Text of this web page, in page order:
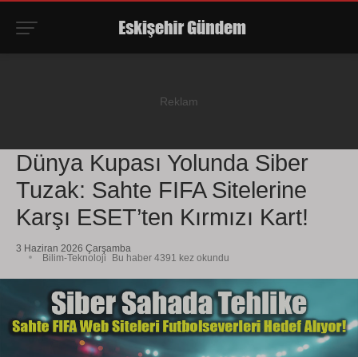
Dünya Kupası Yolunda Siber
Tuzak: Sahte FIFA Sitelerine
Karşı ESET’ten Kırmızı Kart!
3 Haziran 2026 Çarşamba
Bilim-Teknoloji
Bu haber 4391 kez okundu